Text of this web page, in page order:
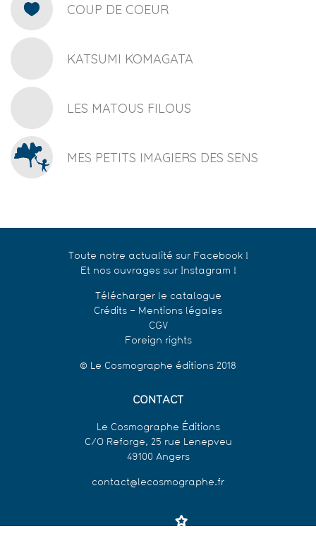
COUP DE COEUR
KATSUMI KOMAGATA
LES MATOUS FILOUS
MES PETITS IMAGIERS DES SENS
Toute notre actualité sur Facebook !
Et nos ouvrages sur Instagram !
Télécharger le catalogue
Crédits – Mentions légales
CGV
Foreign rights
© Le Cosmographe éditions 2018
CONTACT
Le Cosmographe Éditions
C/O Reforge, 25 rue Lenepveu
49100 Angers
contact@lecosmographe.fr